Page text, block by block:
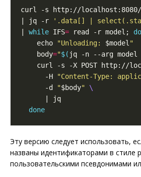
curl -s http://localhost:8080/
| jq -r
'.data[] |
while IFS= read -r model; do
    echo
"Unloading: $model"
    body
="$( jq -n --arg model
curl -s -X POST http://
      -H
"Content-Type:
      -d
"$body"
done
Эту версию следует использовать,
названы идентификаторами в стиле
пользовательскими псевдонимами